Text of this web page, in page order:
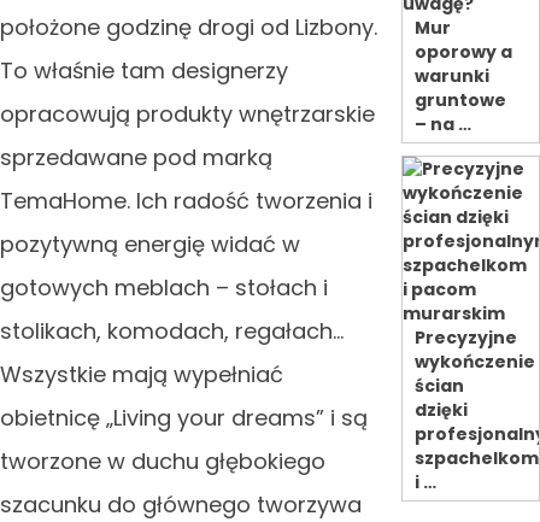
położone godzinę drogi od Lizbony.
To właśnie tam designerzy
opracowują produkty wnętrzarskie
sprzedawane pod marką
TemaHome. Ich radość tworzenia i
pozytywną energię widać w
gotowych meblach – stołach i
stolikach, komodach, regałach…
Wszystkie mają wypełniać
obietnicę „Living your dreams” i są
tworzone w duchu głębokiego
szacunku do głównego tworzywa
Mur
oporowy a
warunki
gruntowe
– na …
Precyzyjne
wykończenie
ścian
dzięki
szpachelkom
i …